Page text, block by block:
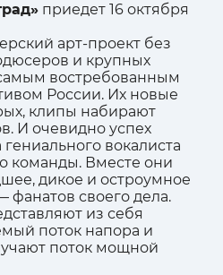
приедет 16 октября
арт-проект без
и крупных
востребованным
России. Их новые
клипы набирают
И очевидно успех
вокалиста
команды. Вместе они
дикое и остроумное
своего дела.
из себя
поток напора и
поток мощной